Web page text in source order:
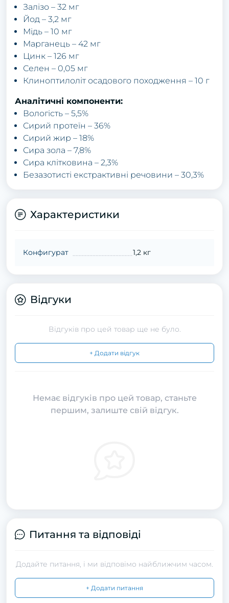
Залізо – 32 мг
Йод – 3,2 мг
Мідь – 10 мг
Марганець – 42 мг
Цинк – 126 мг
Селен – 0,05 мг
Клиноптилоліт осадового походження – 10 г
Аналітичні компоненти:
Вологість – 5,5%
Сирий протеїн – 36%
Сирий жир – 18%
Сира зола – 7,8%
Сира клітковина – 2,3%
Безазотисті екстрактивні речовини – 30,3%
Характеристики
Конфигурат 1,2 кг
Відгуки
Відгуків про цей товар ще не було.
+ Додати відгук
Немає відгуків про цей товар, станьте
першим, залиште свій відгук.
Питання та відповіді
Додайте питання, і ми відповімо найближчим часом.
+ Додати питання